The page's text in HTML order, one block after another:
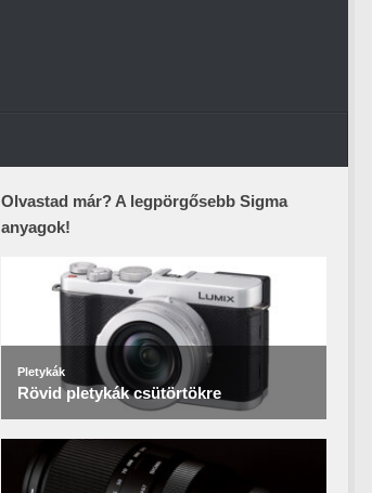
Olvastad már? A legpörgősebb Sigma
anyagok!